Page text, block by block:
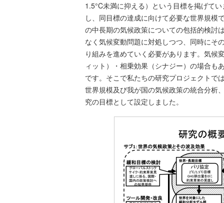
1.5°C未満に抑える）という目標を掲げて
し、同目標の達成に向けて必要な世界規模
の中長期の気候政策についての包括的検討
なく気候変動問題に対処しつつ、同時にそ
り組みを進めていく必要があります。気候
ィット）・相乗効果（シナジー）の場合も
です。そこで私たちの研究プロジェクトで
世界規模及び我が国の気候政策の統合分析
究の目標として設定しました。